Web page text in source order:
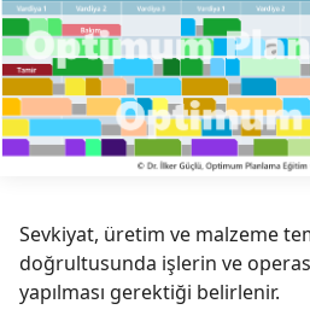
Sevkiyat, üretim ve malzeme
doğrultusunda işlerin ve
yapılması gerektiği belirlenir.